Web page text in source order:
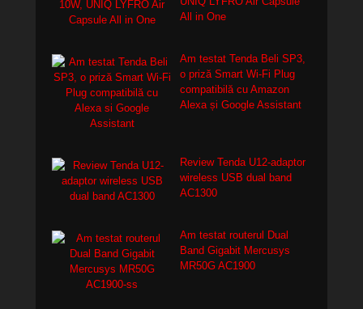
All in One
Am testat Tenda Beli SP3,
o priză Smart Wi-Fi Plug
compatibilă cu Amazon
Alexa și Google Assistant
Review Tenda U12-adaptor
wireless USB dual band
AC1300
Am testat routerul Dual
Band Gigabit Mercusys
MR50G AC1900